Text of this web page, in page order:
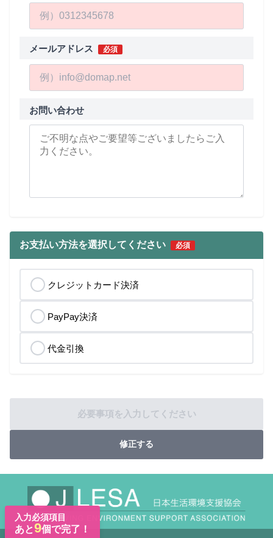
入力必須項目
あと9個で完了！
メールアドレス 必須
お問い合わせ
お支払い方法を選択してください 必須
クレジットカード決済
PayPay決済
代金引換
修正する
必要事項を入力してください